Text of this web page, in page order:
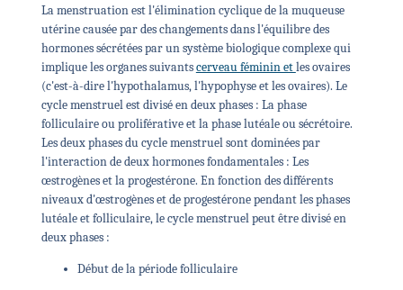
La menstruation est l'élimination cyclique de la muqueuse
utérine causée par des changements dans l'équilibre des
hormones sécrétées par un système biologique complexe qui
implique les organes suivantscerveau féminin etles ovaires
(c'est-à-dire l'hypothalamus, l'hypophyse et les ovaires). Le
cycle menstruel est divisé en deux phases : La phase
folliculaire ou proliférative et la phase lutéale ou sécrétoire.
Les deux phases du cycle menstruel sont dominées par
l'interaction de deux hormones fondamentales : Les
œstrogènes et la progestérone. En fonction des différents
niveaux d'œstrogènes et de progestérone pendant les phases
lutéale et folliculaire, le cycle menstruel peut être divisé en
deux phases :
Début de la période folliculaire